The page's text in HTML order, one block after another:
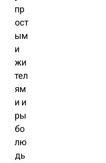
пр
ост
ым
и
жи
тел
ям
и и
ры
бо
лю
дь